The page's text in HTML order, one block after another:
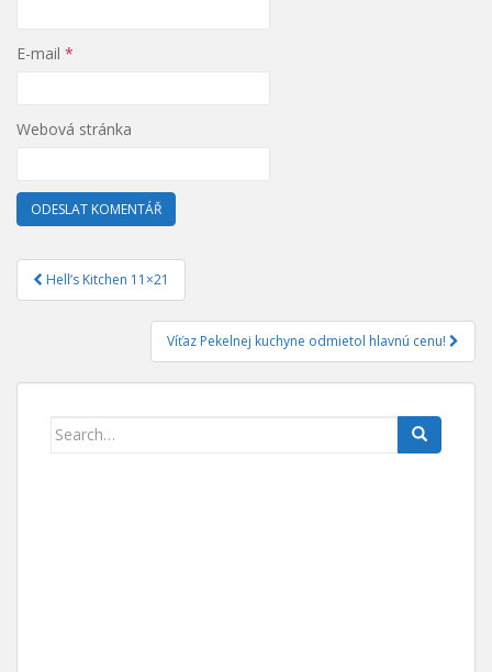
E-mail *
Webová stránka
Navigace pro příspěvek
Hell’s Kitchen 11×21
Víťaz Pekelnej kuchyne odmietol hlavnú cenu!
Search for: